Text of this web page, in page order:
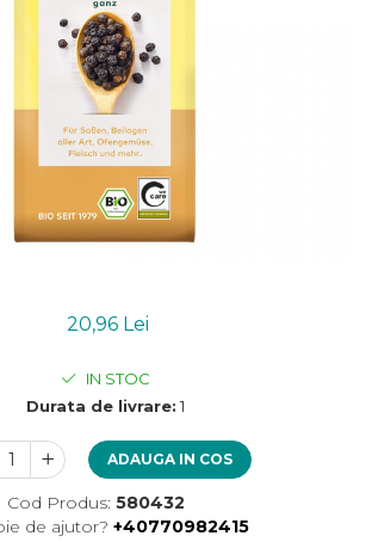
bio
bio
si alune
bio
20,96 Lei
IN STOC
Durata de livrare: 1
ADAUGA IN COS
Cod Produs: 580432
de ajutor? +40770982415